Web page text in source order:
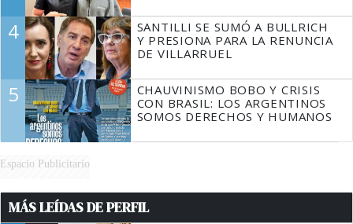
4
SANTILLI SE SUMÓ A BULLRICH
Y PRESIONA PARA LA RENUNCIA
DE VILLARRUEL
5
CHAUVINISMO BOBO Y CRISIS
CON BRASIL: LOS ARGENTINOS
SOMOS DERECHOS Y HUMANOS
Espacio Publicitario
MÁS LEÍDAS DE PERFIL